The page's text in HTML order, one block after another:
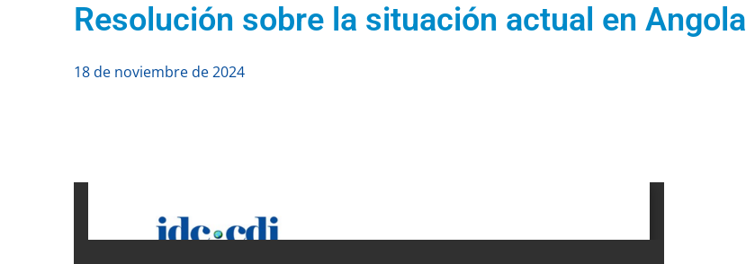
Resolución sobre la situación actual en Angola
18 de noviembre de 2024